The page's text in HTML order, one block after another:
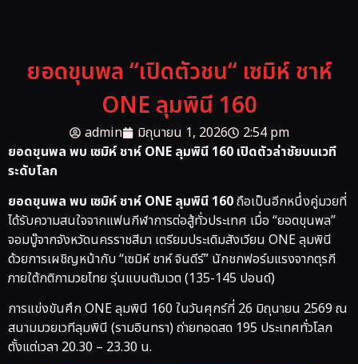
ยอดขุนพล “เปิดตัวชน“ เซมิห์ ชาห์
ONE ลุมพินี 160
admin มิถุนายน 1, 2026
2:54 pm
ยอดขุนพล พบ เซมิห์ ชาห์ ONE ลุมพินี 160 เปิดตัวล่าชัยบนเวที
ระดับโลก
ยอดขุนพล พบ เซมิห์ ชาห์ ONE ลุมพินี 160ถือเป็นอีกหนึ่งคู่มวยที่
ได้รับความสนใจจากแฟนกีฬาการต่อสู้ทั่วประเทศ เมื่อ “ยอดขุนพล”
จอมบู๊จากจังหวัดนครราชสีมา เตรียมประเดิมสังเวียน ONE ลุมพินี
ด้วยการเผชิญหน้ากับ “เซมิห์ ชาห์ จินดีร์” นักชกฟอร์มแรงจากตุรกี
ภายใต้กติกามวยไทย รุ่นแบนตัมเวต (135-145 ปอนด์)
การแข่งขันศึก ONE ลุมพินี 160 ในวันศุกร์ที่ 26 มิถุนายน 2569 ณ
สนามมวยเวทีลุมพินี (รามอินทรา) ถ่ายทอดสด 195 ประเทศทั่วโลก
ตั้งแต่เวลา 20.30 – 23.30 น.